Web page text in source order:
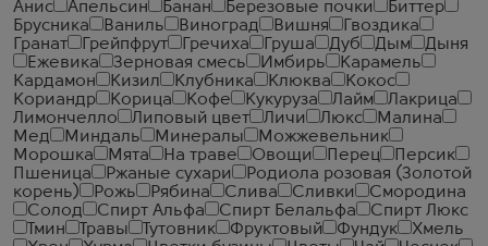
Анис
Апельсин Банан Березовые почки
Биттер
Брусника
Ваниль Виноград Вишня
Гвоздика
Гранат
Грейпфрут Гречиха Груша Дуб Дым
Дыня
Ежевика
Зерновая смесь Имбирь
Карамель
Кардамон
Кизил Клубника Клюква
Кокос
Кориандр
Корица Кофе Кукуруза Лайм
Лакрица
Лимончелло
Липовый цвет Личи Люкс
Малина
Мед
Миндаль Минералы
Можжевельник
Морошка
Мята На траве Овощи Перец
Персик
Пшеница
Ржаные сухари
Родиола розовая (Золотой
корень)
Рожь Рябина Слива Сливки
Смородина
Солод
Спирт Альфа Спирт Белальфа
Спирт Люкс
Тмин
Травы Тутовник Фруктовый Фундук
Хмель